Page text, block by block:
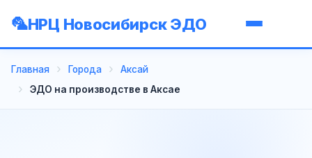
НРЦ Новосибирск ЭДО
Главная Города
Аксай
ЭДО на производстве в Аксае